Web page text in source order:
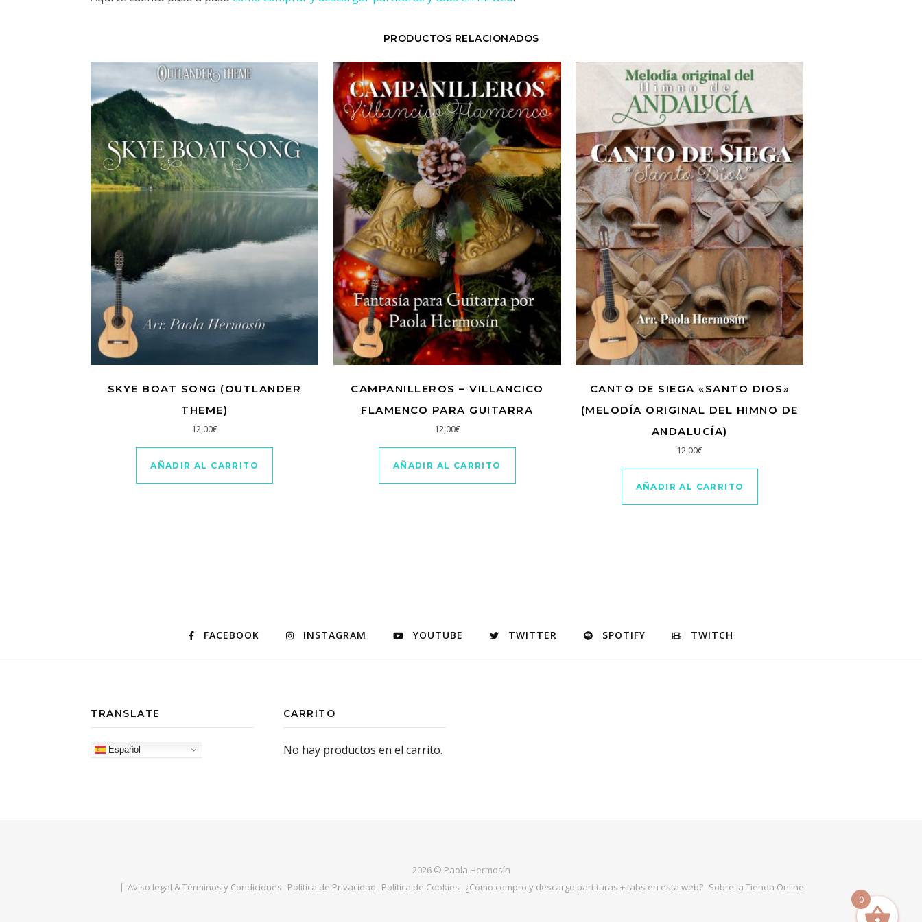
PRODUCTOS RELACIONADOS
SKYE BOAT SONG (OUTLANDER
THEME)
12,00€
AÑADIR AL CARRITO
CAMPANILLEROS – VILLANCICO
FLAMENCO PARA GUITARRA
12,00€
AÑADIR AL CARRITO
CANTO DE SIEGA «SANTO DIOS»
(MELODÍA ORIGINAL DEL HIMNO DE
ANDALUCÍA)
12,00€
AÑADIR AL CARRITO
FACEBOOK INSTAGRAM YOUTUBE TWITTER SPOTIFY TWITCH
TRANSLATE
Español
CARRITO
No hay productos en el carrito.
2026 © Paola Hermosín
Aviso legal & Términos y Condiciones Política de Privacidad Política de Cookies ¿Cómo compro y descargo partituras + tabs en esta web? Sobre la Tienda Online
0